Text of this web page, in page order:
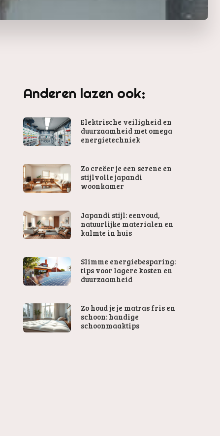
Anderen lazen ook:
Elektrische veiligheid en
duurzaamheid met omega
energietechniek
Zo creëer je een serene en
stijlvolle japandi
woonkamer
Japandi stijl: eenvoud,
natuurlijke materialen en
kalmte in huis
Slimme energiebesparing:
tips voor lagere kosten en
duurzaamheid
Zo houd je je matras fris en
schoon: handige
schoonmaaktips